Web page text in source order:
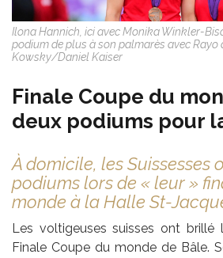
Ilona Hannich, ici avec Monika Winkler-
podium de plus à son palmarès avec
Kowsky/Daniel Kaiser
Finale Coupe du
deux podiums pour
À domicile, les Suissesses
podiums lors de « leur »
monde à la Halle St-
Les voltigeuses suisses ont
Finale Coupe du monde de Bâle.